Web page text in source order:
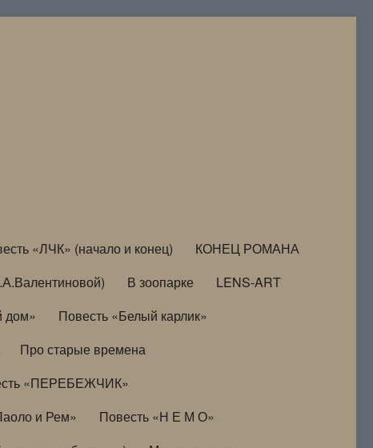
«ЛЧК» (начало и конец)
КОНЕЦ РОМАНА
В зоопарке
LENS-ART
дом»
Повесть «Белый карлик»
Про старые времена
«ПЕРЕБЕЖЧИК»
и Рем»
Повесть «Н Е М О»